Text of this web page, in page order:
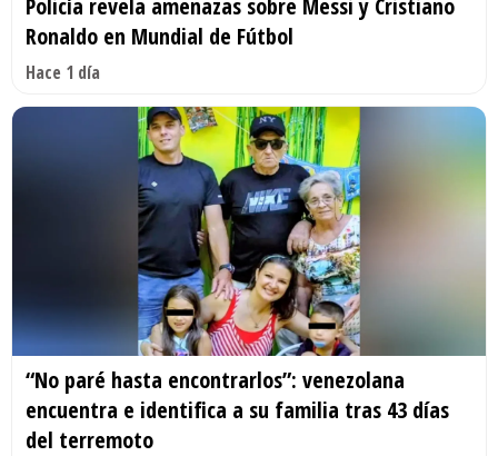
Ronaldo en Mundial de Fútbol
Hace 1 día
“No paré hasta encontrarlos”: venezolana
encuentra e identifica a su familia tras 43 días
del terremoto